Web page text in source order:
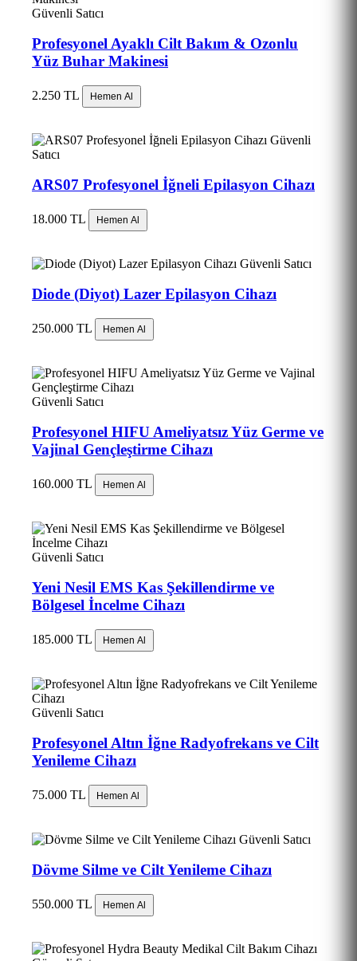
Güvenli Satıcı
Profesyonel Ayaklı Cilt Bakım & Ozonlu
Yüz Buhar Makinesi
2.250 TL Hemen Al
Güvenli
Satıcı
ARS07 Profesyonel İğneli Epilasyon Cihazı
18.000 TL Hemen Al
Güvenli Satıcı
Diode (Diyot) Lazer Epilasyon Cihazı
250.000 TL Hemen Al
Güvenli Satıcı
Profesyonel HIFU Ameliyatsız Yüz Germe ve
Vajinal Gençleştirme Cihazı
160.000 TL Hemen Al
Güvenli Satıcı
Yeni Nesil EMS Kas Şekillendirme ve
Bölgesel İncelme Cihazı
185.000 TL Hemen Al
Güvenli Satıcı
Profesyonel Altın İğne Radyofrekans ve Cilt
Yenileme Cihazı
75.000 TL Hemen Al
Güvenli Satıcı
Dövme Silme ve Cilt Yenileme Cihazı
550.000 TL Hemen Al